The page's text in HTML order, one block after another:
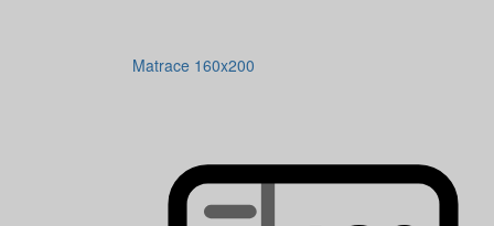
Matrace 160x200